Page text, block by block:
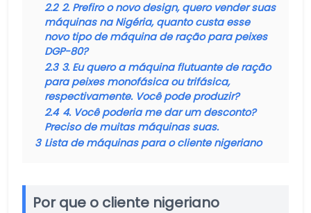
2.2 2. Prefiro o novo design, quero vender suas
máquinas na Nigéria, quanto custa esse
novo tipo de máquina de ração para peixes
DGP-80?
2.3 3. Eu quero a máquina flutuante de ração
para peixes monofásica ou trifásica,
respectivamente. Você pode produzir?
2.4 4. Você poderia me dar um desconto?
Preciso de muitas máquinas suas.
3 Lista de máquinas para o cliente nigeriano
Por que o cliente nigeriano